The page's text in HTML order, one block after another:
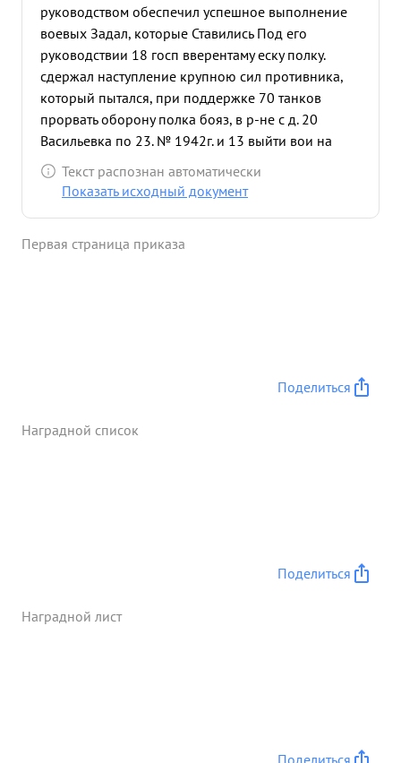
руководством обеспечил успешное выполнение
воевых Задал, которые Ставились Под его
руководствии 18 госп вверентаму еску полку.
сдержал наступление крупною сил противника,
который пытался, при поддержке 70 танков
прорвать оборону полка бояз, в р-не с д. 20
Васильевка по 23. № 1942г. и 13 выйти вои на
нанес соединение противнику 10 вражеской
Большие группировкой, окруженной в в р-не
выполнил задачу одержов врага до подхода
пушек, 2 зенитных установки, 6 пулеметов и
36 танков и оронеманию В того 30 д. Шестаков т.
Текст распознан автоматически
Показать исходный документ
Первая страница приказа
Поделиться
Наградной список
Поделиться
Наградной лист
Поделиться